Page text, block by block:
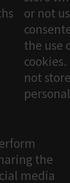
or not
the use
not
the
media